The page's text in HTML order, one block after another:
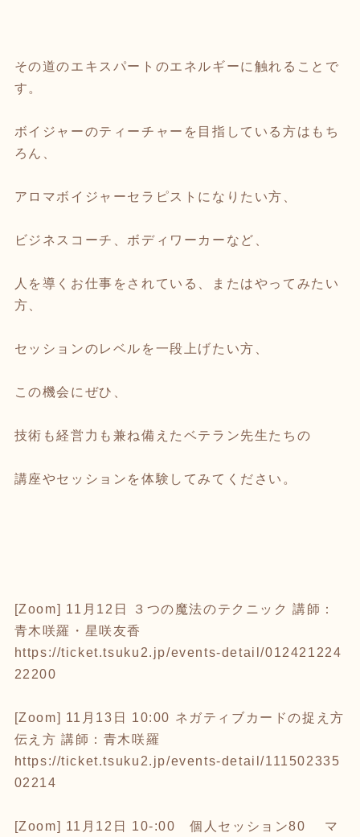
その道のエキスパートのエネルギーに触れることで
す。
ボイジャーのティーチャーを目指している方はもち
ろん、
アロマボイジャーセラピストになりたい方、
ビジネスコーチ、ボディワーカーなど、
人を導くお仕事をされている、またはやってみたい
方、
セッションのレベルを一段上げたい方、
この機会にぜひ、
技術も経営力も兼ね備えたベテラン先生たちの
講座やセッションを体験してみてください。
[Zoom] 11月12日 ３つの魔法のテクニック 講師：
青木咲羅・星咲友香
https://ticket.tsuku2.jp/events-detail/012421224
22200
[Zoom] 11月13日 10:00 ネガティブカードの捉え方
伝え方 講師：青木咲羅
https://ticket.tsuku2.jp/events-detail/111502335
02214
[Zoom] 11月12日 10-:00 個人セッション80 マ